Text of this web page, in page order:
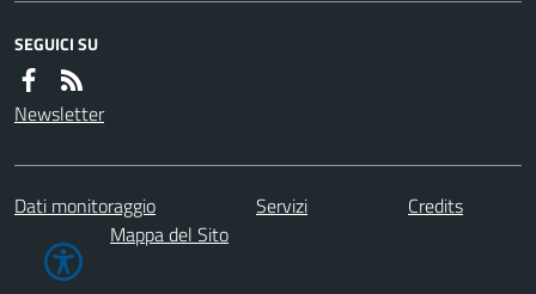
SEGUICI SU
Newsletter
Dati monitoraggio Servizi
Credits
Mappa del Sito